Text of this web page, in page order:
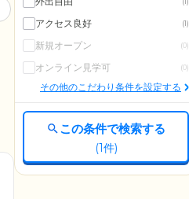
アクセス良好 (1)
新規オープン (0)
オンライン見学可 (0)
その他のこだわり条件を設定する
この条件で検索する
(1件)